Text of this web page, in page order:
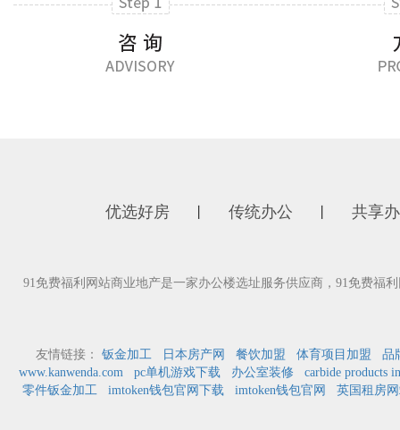
优选好房 传统办公 共享
91免费福利网站商业地产是一家办公楼选址服务供应商，91免费福
友情链接： 钣金加工 日本房产网 餐饮加盟 体育项目加盟
品
www.kanwenda.com
pc单机游戏下载 办公室装修
carbide products
零件钣金加工
imtoken钱包官网下载 imtoken钱包官网 英国租房